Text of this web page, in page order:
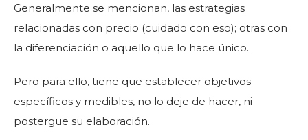
Generalmente se mencionan, las estrategias
relacionadas con precio (cuidado con eso); otras con
la diferenciación o aquello que lo hace único.
Pero para ello, tiene que establecer objetivos
específicos y medibles, no lo deje de hacer, ni
postergue su elaboración.